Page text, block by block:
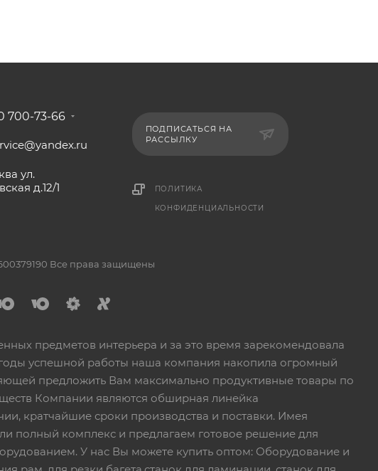
700-73-66
ул.
д.12/1
ПОДПИСАТЬСЯ НА
РАССЫЛКУ
ПОЛИТИКА
КОНФИДЕНЦИАЛЬНОСТИ
Все права защищены
предметов интерьера и за это время зарекомендовала
успешной работы наша компания накопила огромный
предложить Вам максимально продуктивные товары по
Компании являются обширная линейка
кратчайшие сроки производства и поставки. Имея
полный комплекс и предлагаем готовое решение для
У нас Вы можете купить оптом: Оборудование и